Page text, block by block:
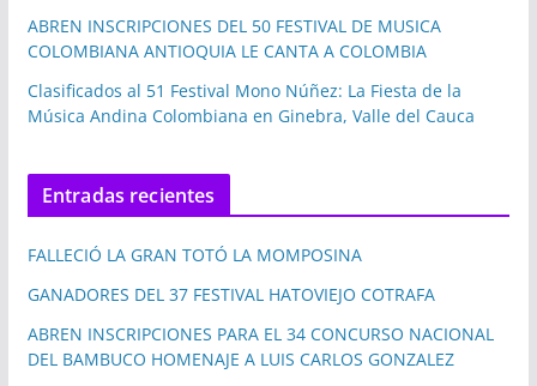
ABREN INSCRIPCIONES DEL 50 FESTIVAL DE MUSICA
COLOMBIANA ANTIOQUIA LE CANTA A COLOMBIA
Clasificados al 51 Festival Mono Núñez: La Fiesta de la
Música Andina Colombiana en Ginebra, Valle del Cauca
Entradas recientes
FALLECIÓ LA GRAN TOTÓ LA MOMPOSINA
GANADORES DEL 37 FESTIVAL HATOVIEJO COTRAFA
ABREN INSCRIPCIONES PARA EL 34 CONCURSO NACIONAL
DEL BAMBUCO HOMENAJE A LUIS CARLOS GONZALEZ